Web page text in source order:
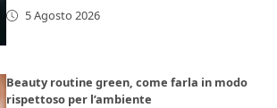
5 Agosto 2026
Beauty routine green, come farla in modo
rispettoso per l’ambiente